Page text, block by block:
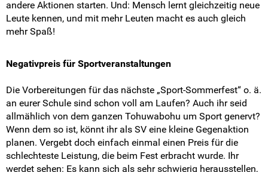
Du hast Recht(e)
Shop
Kontakt
Intern
andere Aktionen starten. Und: Mensch lernt gleichzeitig neue
Leute kennen, und mit mehr Leuten macht es auch gleich
mehr Spaß!
Negativpreis für Sportveranstaltungen
Die Vorbereitungen für das nächste „Sport-Sommerfest“ o. ä.
an eurer Schule sind schon voll am Laufen? Auch ihr seid
allmählich von dem ganzen Tohuwabohu um Sport genervt?
Wenn dem so ist, könnt ihr als SV eine kleine Gegenaktion
planen. Vergebt doch einfach einmal einen Preis für die
schlechteste Leistung, die beim Fest erbracht wurde. Ihr
werdet sehen: Es kann sich als sehr schwierig herausstellen,